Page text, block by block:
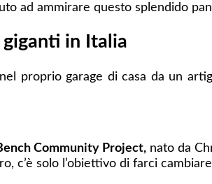
ad ammirare questo splendido
giganti in Italia
proprio garage di casa da un
Community Project, nato da
c’è solo l’obiettivo di farci